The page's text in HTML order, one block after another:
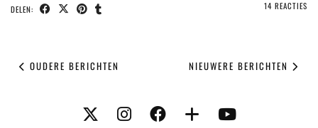
DELEN: 14 REACTIES
OUDERE BERICHTEN NIEUWERE BERICHTEN